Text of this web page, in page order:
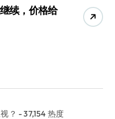
续，价格给
？ - 37,154 热度